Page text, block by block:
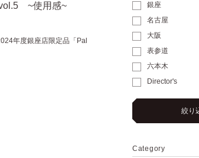
銀座
名古屋
大阪
表参道
六本木
Director's
絞り
Category
~使用感~
年度銀座店限定品「Pal